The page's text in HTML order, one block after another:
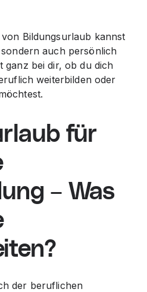
Bildungsurlaub kannst
auch persönlich
ganz bei dir, ob du dich
weiterbilden oder
für
– Was
der beruflichen